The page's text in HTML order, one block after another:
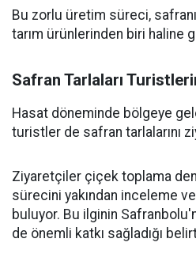
Bu zorlu üretim süreci,
tarım ürünlerinden biri haline
Safran Tarlaları
Hasat döneminde bölgeye
turistler de safran tarlalarını
Ziyaretçiler çiçek toplama
sürecini yakından inceleme
buluyor. Bu ilginin
de önemli katkı sağladığı